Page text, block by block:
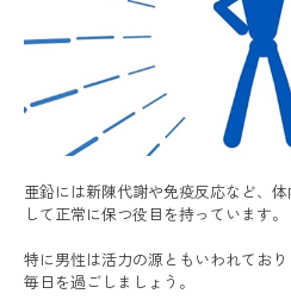
亜鉛には新陳代謝や免疫反応など、
して正常に保つ役目を持っています。
特に男性は活力の源ともいわれてお
毎日を過ごしましょう。